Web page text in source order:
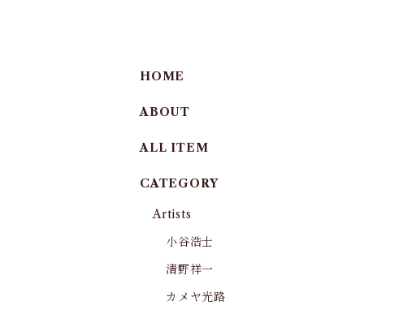
HOME
ABOUT
ALL ITEM
CATEGORY
Artists
小谷浩士
清野祥一
カメヤ光路